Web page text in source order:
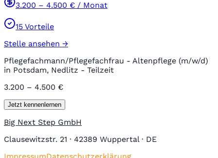
3.200 – 4.500 € / Monat
15 Vorteile
Stelle ansehen →
Pflegefachmann/Pflegefachfrau - Altenpflege (m/w/d)
in Potsdam, Nedlitz - Teilzeit
3.200 – 4.500 €
Jetzt kennenlernen
Big Next Step GmbH
Clausewitzstr. 21 · 42389 Wuppertal · DE